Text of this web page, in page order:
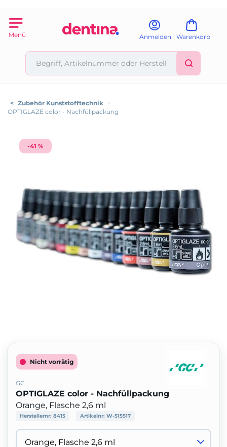
Menü Anmelden Warenkorb
< Zubehör Kunststofftechnik >
OPTIGLAZE color - Nachfüllpackung
-41 %
Nicht vorrätig
GC
OPTIGLAZE color - Nachfüllpackung
Orange, Flasche 2,6 ml
Herstellernr: 8415 Artikelnr: W-515517